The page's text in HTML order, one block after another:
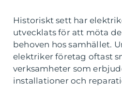
Historiskt sett har
utvecklats för att möta
behoven hos samhället.
elektriker företag oftast
verksamheter som
installationer och